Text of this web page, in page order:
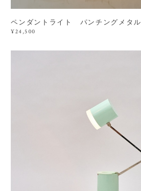
ペンダントライト パンチングメタル
¥24,500